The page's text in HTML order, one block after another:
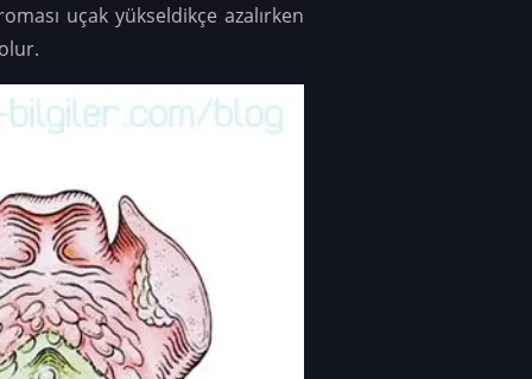
uçak yükseldikçe azalırken